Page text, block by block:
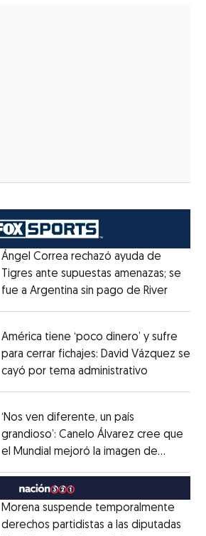
Ángel Correa rechazó ayuda de
Tigres ante supuestas amenazas; se
fue a Argentina sin pago de RiverOpens
América tiene ‘poco dinero’ y sufre
para cerrar fichajes: David Vázquez se
cayó por tema administrativo
‘Nos ven diferente, un país
grandioso’: Canelo Álvarez cree que
el Mundial mejoró la imagen de
MéxicoOpens in new window
Morena suspende temporalmente
derechos partidistas a las diputadas